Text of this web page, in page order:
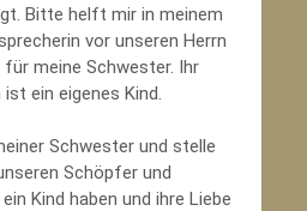
Bitte helft mir in meinem
vor unseren Herrn
meine Schwester. Ihr
ein eigenes Kind.
Schwester und stelle
Schöpfer und
Kind haben und ihre Liebe